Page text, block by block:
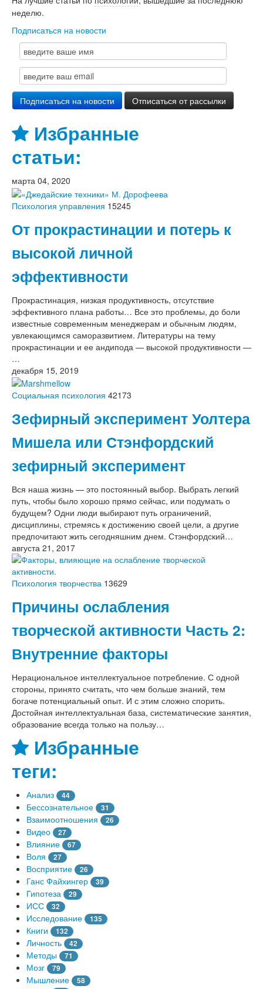
неделю.
Подписаться на новости
Избранные
статьи:
марта 04, 2020
Психология управления 15245
От прокрастинации и потерь к
высокой личной
эффективности
Прокрастинация, низкая продуктивность, отсутствие
эффективного плана работы… Все это проблемы, до боли
известные современным менеджерам и обычным людям,
увлекающимся саморазвитием. Литературы на тему
прокрастинации и ее андипода — высокой продуктивности —
…
декабря 15, 2019
Социальная психология 42173
Зефирный эксперимент Уолтера
Мишела или Стэнфордский
зефирный эксперимент
Вся наша жизнь — это постоянный выбор. Выбрать легкий
путь, чтобы было хорошо прямо сейчас, или подумать о
будущем? Одни люди выбирают путь ограничений,
дисциплины, стремясь к достижению своей цели, а другие
предпочитают жить сегодняшним днем. Стэнфордский…
августа 21, 2017
Психология творчества 13629
Причины ослабления
творческой активности Часть 2:
Внутренние факторы
Нерациональное интеллектуальное потребление. С одной
стороны, принято считать, что чем больше знаний, тем
богаче потенциальный опыт. И с этим сложно спорить.
Достойная интеллектуальная база, систематические занятия,
образование всегда только на пользу…
Избранные
теги:
Анализ 44
Бессознательное 31
Взаимоотношения 26
Видео 27
Влияние 67
Воля 27
Восприятие 26
Ганс Файхингер 39
Гипотеза 29
ИСС 32
Исследование 135
Книги 132
Личность 42
Методы 71
Мозг 79
Мышление 58